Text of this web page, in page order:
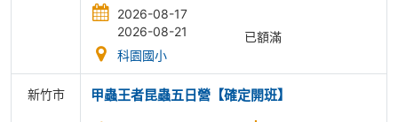
2026-08-17
2026-08-21
科園國小
已額滿
新竹市 甲蟲王者昆蟲五日營【確定開班】